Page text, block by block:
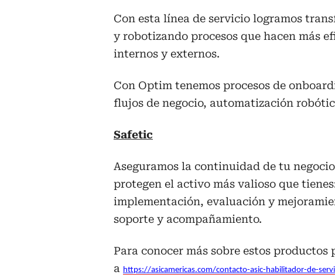
Con esta línea de servicio logramos
y robotizando procesos que hacen más
internos y externos.
Con Optim tenemos procesos de
flujos de negocio, automatización
Safetic
Aseguramos la continuidad de tu
protegen el activo más valioso que
implementación, evaluación y
soporte y acompañamiento.
Para conocer más sobre estos productos
a https://asicamericas.com/contacto-asic-habilitador-de-